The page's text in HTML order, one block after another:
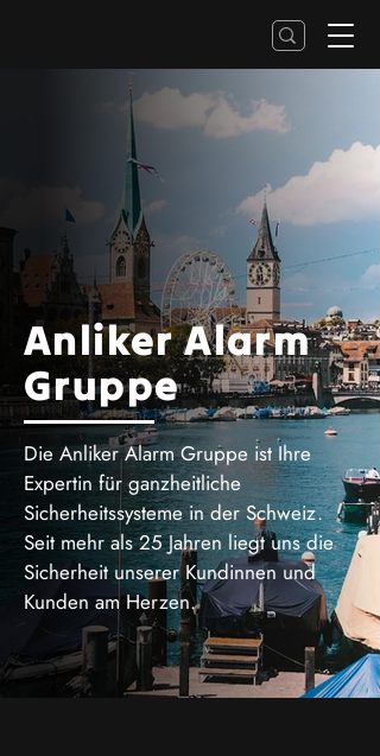
Anliker Alarm
Gruppe
Die Anliker Alarm Gruppe ist Ihre
Expertin für ganzheitliche
Sicherheitssysteme in der Schweiz.
Seit mehr als 25 Jahren liegt uns die
Sicherheit unserer Kundinnen und
Kunden am Herzen.